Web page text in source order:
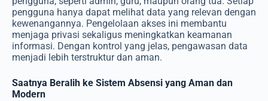
pengguna hanya dapat melihat data yang relevan dengan
kewenangannya. Pengelolaan akses ini membantu
menjaga privasi sekaligus meningkatkan keamanan
informasi. Dengan kontrol yang jelas, pengawasan data
menjadi lebih terstruktur dan aman.
Saatnya Beralih ke Sistem Absensi yang Aman dan
Modern